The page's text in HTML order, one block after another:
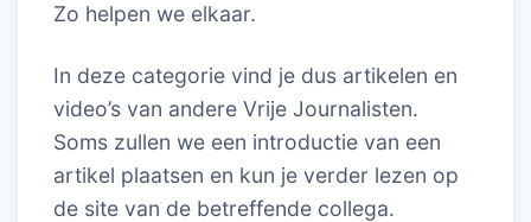
Zo helpen we elkaar.
In deze categorie vind je dus artikelen en
video’s van andere Vrije Journalisten.
Soms zullen we een introductie van een
artikel plaatsen en kun je verder lezen op
de site van de betreffende collega.